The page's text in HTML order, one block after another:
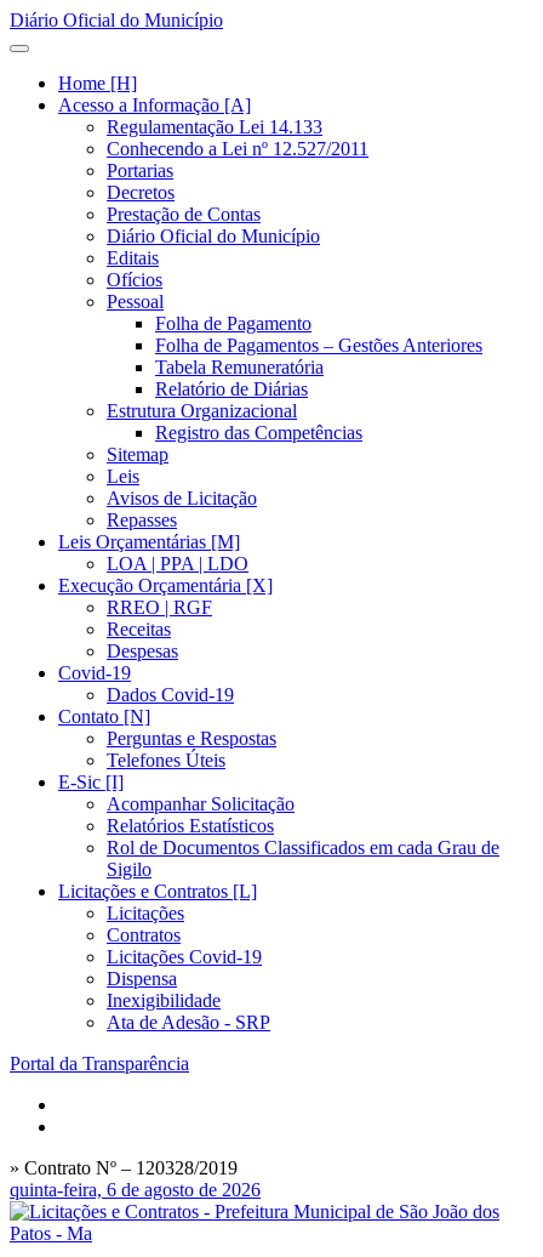
Diário Oficial do Município
Home [H]
Acesso a Informação [A]
Regulamentação Lei 14.133
Conhecendo a Lei nº 12.527/2011
Portarias
Decretos
Prestação de Contas
Diário Oficial do Município
Editais
Ofícios
Pessoal
Folha de Pagamento
Folha de Pagamentos – Gestões Anteriores
Tabela Remuneratória
Relatório de Diárias
Estrutura Organizacional
Registro das Competências
Sitemap
Leis
Avisos de Licitação
Repasses
Leis Orçamentárias [M]
LOA | PPA | LDO
Execução Orçamentária [X]
RREO | RGF
Receitas
Despesas
Covid-19
Dados Covid-19
Contato [N]
Perguntas e Respostas
Telefones Úteis
E-Sic [I]
Acompanhar Solicitação
Relatórios Estatísticos
Rol de Documentos Classificados em cada Grau de
Sigilo
Licitações e Contratos [L]
Licitações
Contratos
Licitações Covid-19
Dispensa
Inexigibilidade
Ata de Adesão - SRP
Portal da Transparência
» Contrato Nº – 120328/2019
quinta-feira, 6 de agosto de 2026